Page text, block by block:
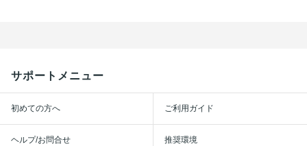
サポートメニュー
初めての方へ ご利用ガイド
ヘルプ/お問合せ 推奨環境